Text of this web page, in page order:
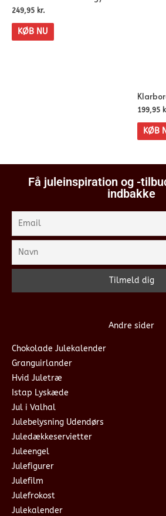
249,95 kr.
KØB NU
199,95
KØB
Få juleinspiration og -
indbakke
Andre sider
Chokolade Julekalender
Granguirlander
Hvid Juletræ
Istap Lyskæde
Jul i Valhal
Julebelysning Udendørs
Juledækkeservietter
Juleengel
Julefigurer
Julefilm
Julefrokost
Julekalender